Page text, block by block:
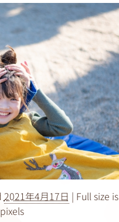
2021年4月17日 | Full size is
pixels